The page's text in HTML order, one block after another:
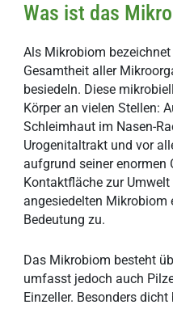
Was ist das
Als Mikrobiom
Gesamtheit aller
besiedeln. Diese
Körper an vielen Stellen:
Schleimhaut im Nasen-
Urogenitaltrakt und vor
aufgrund seiner enormen
Kontaktfläche zur
angesiedelten Mikrobiom
Bedeutung zu.
Das Mikrobiom besteht
umfasst jedoch auch
Einzeller. Besonders